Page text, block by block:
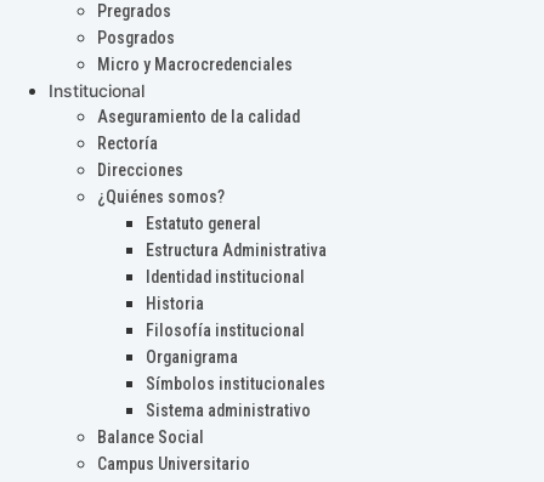
Pregrados
Posgrados
Micro y Macrocredenciales
Institucional
Aseguramiento de la calidad
Rectoría
Direcciones
¿Quiénes somos?
Estatuto general
Estructura Administrativa
Identidad institucional
Historia
Filosofía institucional
Organigrama
Símbolos institucionales
Sistema administrativo
Balance Social
Campus Universitario